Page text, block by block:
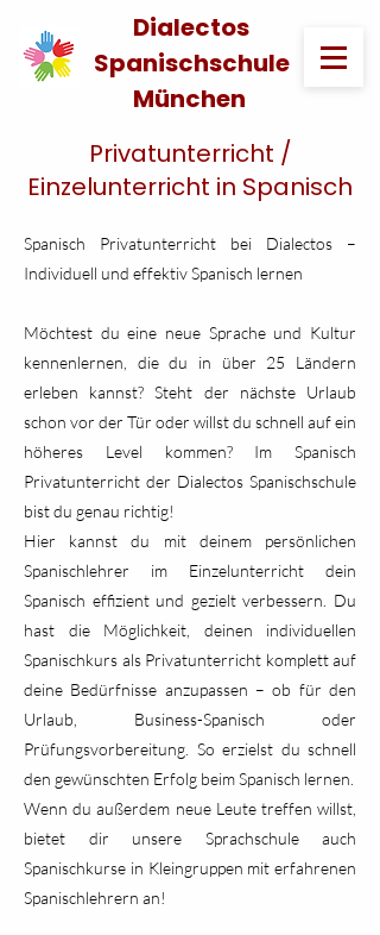
Dialectos
Spanischschule
München
Privatunterricht /
Einzelunterricht in Spanisch
Spanisch Privatunterricht bei Dialectos –
Individuell und effektiv Spanisch lernen
Möchtest du eine neue Sprache und Kultur
kennenlernen, die du in über 25 Ländern
erleben kannst? Steht der nächste Urlaub
schon vor der Tür oder willst du schnell auf ein
höheres Level kommen? Im Spanisch
Privatunterricht der Dialectos Spanischschule
bist du genau richtig!
Hier kannst du mit deinem persönlichen
Spanischlehrer im Einzelunterricht dein
Spanisch effizient und gezielt verbessern. Du
hast die Möglichkeit, deinen individuellen
Spanischkurs als Privatunterricht komplett auf
deine Bedürfnisse anzupassen – ob für den
Urlaub, Business-Spanisch oder
Prüfungsvorbereitung. So erzielst du schnell
den gewünschten Erfolg beim Spanisch lernen.
Wenn du außerdem neue Leute treffen willst,
bietet dir unsere Sprachschule auch
Spanischkurse in Kleingruppen mit erfahrenen
Spanischlehrern an!